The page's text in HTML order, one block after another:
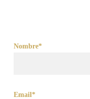
Nombre*
Email*